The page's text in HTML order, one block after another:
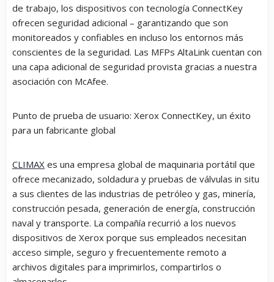
de trabajo, los dispositivos con tecnología ConnectKey
ofrecen seguridad adicional – garantizando que son
monitoreados y confiables en incluso los entornos más
conscientes de la seguridad. Las MFPs AltaLink cuentan con
una capa adicional de seguridad provista gracias a nuestra
asociación con McAfee.
Punto de prueba de usuario: Xerox ConnectKey, un éxito
para un fabricante global
CLIMAX es una empresa global de maquinaria portátil que
ofrece mecanizado, soldadura y pruebas de válvulas in situ
a sus clientes de las industrias de petróleo y gas, minería,
construcción pesada, generación de energía, construcción
naval y transporte. La compañía recurrió a los nuevos
dispositivos de Xerox porque sus empleados necesitan
acceso simple, seguro y frecuentemente remoto a
archivos digitales para imprimirlos, compartirlos o